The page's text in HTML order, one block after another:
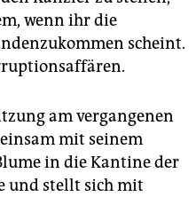
wenn ihr die
scheint.
am vergangenen
mit seinem
in die Kantine der
und stellt sich mit